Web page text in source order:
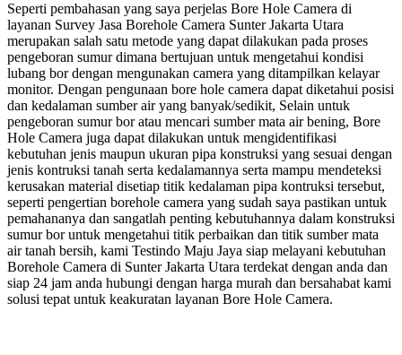
Seperti pembahasan yang saya perjelas Bore Hole Camera di
layanan Survey Jasa Borehole Camera Sunter Jakarta Utara
merupakan salah satu metode yang dapat dilakukan pada proses
pengeboran sumur dimana bertujuan untuk mengetahui kondisi
lubang bor dengan mengunakan camera yang ditampilkan kelayar
monitor. Dengan pengunaan bore hole camera dapat diketahui posisi
dan kedalaman sumber air yang banyak/sedikit, Selain untuk
pengeboran sumur bor atau mencari sumber mata air bening, Bore
Hole Camera juga dapat dilakukan untuk mengidentifikasi
kebutuhan jenis maupun ukuran pipa konstruksi yang sesuai dengan
jenis kontruksi tanah serta kedalamannya serta mampu mendeteksi
kerusakan material disetiap titik kedalaman pipa kontruksi tersebut,
seperti pengertian borehole camera yang sudah saya pastikan untuk
pemahananya dan sangatlah penting kebutuhannya dalam konstruksi
sumur bor untuk mengetahui titik perbaikan dan titik sumber mata
air tanah bersih, kami Testindo Maju Jaya siap melayani kebutuhan
Borehole Camera di Sunter Jakarta Utara terdekat dengan anda dan
siap 24 jam anda hubungi dengan harga murah dan bersahabat kami
solusi tepat untuk keakuratan layanan Bore Hole Camera.